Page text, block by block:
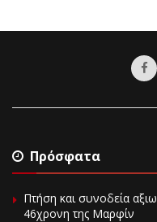
Πρόσφατα
Πτήση και συνοδεία
46χρονη της Μαρφίν